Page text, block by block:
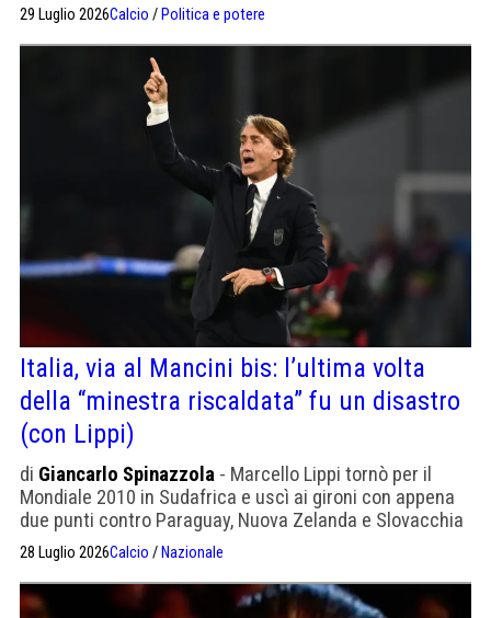
appoggio
29 Luglio 2026Calcio / Politica e potere
Italia, via al Mancini bis: l’ultima volta
della “minestra riscaldata” fu un disastro
(con Lippi)
di Giancarlo Spinazzola - Marcello Lippi tornò per il
Mondiale 2010 in Sudafrica e uscì ai gironi con appena
due punti contro Paraguay, Nuova Zelanda e Slovacchia
28 Luglio 2026Calcio / Nazionale